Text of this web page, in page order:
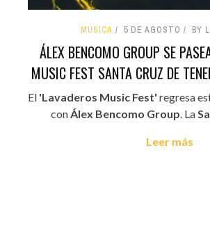
MÚSICA 5 DE AGOSTO BY
ÁLEX BENCOMO GROUP SE
MUSIC FEST SANTA CRUZ DE
El 'Lavaderos Music Fest' regresa
conÁlex Bencomo Group. La
Leer más